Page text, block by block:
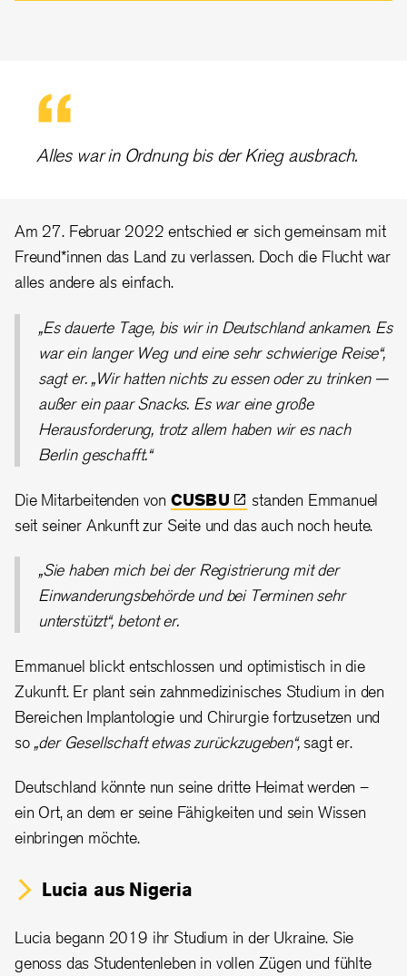
Alles war in Ordnung bis der Krieg ausbrach.
Am 27. Februar 2022 entschied er sich gemeinsam mit
Freund*innen das Land zu verlassen. Doch die Flucht war
alles andere als einfach.
„Es dauerte Tage, bis wir in Deutschland ankamen. Es
war ein langer Weg und eine sehr schwierige Reise“,
sagt er. „Wir hatten nichts zu essen oder zu trinken —
außer ein paar Snacks. Es war eine große
Herausforderung, trotz allem haben wir es nach
Berlin geschafft.“
Die Mitarbeitenden von CUSBU
standen Emmanuel
seit seiner Ankunft zur Seite und das auch noch heute.
„Sie haben mich bei der Registrierung mit der
Einwanderungsbehörde und bei Terminen sehr
unterstützt“, betont er.
Emmanuel blickt entschlossen und optimistisch in die
Zukunft. Er plant sein zahnmedizinisches Studium in den
Bereichen Implantologie und Chirurgie fortzusetzen und
so „der Gesellschaft etwas zurückzugeben“,sagt er.
Deutschland könnte nun seine dritte Heimat werden –
ein Ort, an dem er seine Fähigkeiten und sein Wissen
einbringen möchte.
Lucia aus Nigeria
Lucia begann 2019 ihr Studium in der Ukraine. Sie
genoss das Studentenleben in vollen Zügen und fühlte